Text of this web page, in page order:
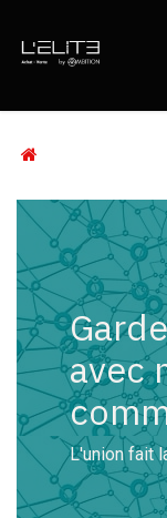
avec
L'union fait